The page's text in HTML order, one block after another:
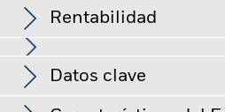
Rentabilidad
Gráfico de
El valor de los títulos de renta
relacionados con la renta variable
los movimientos diarios del
Datos clave